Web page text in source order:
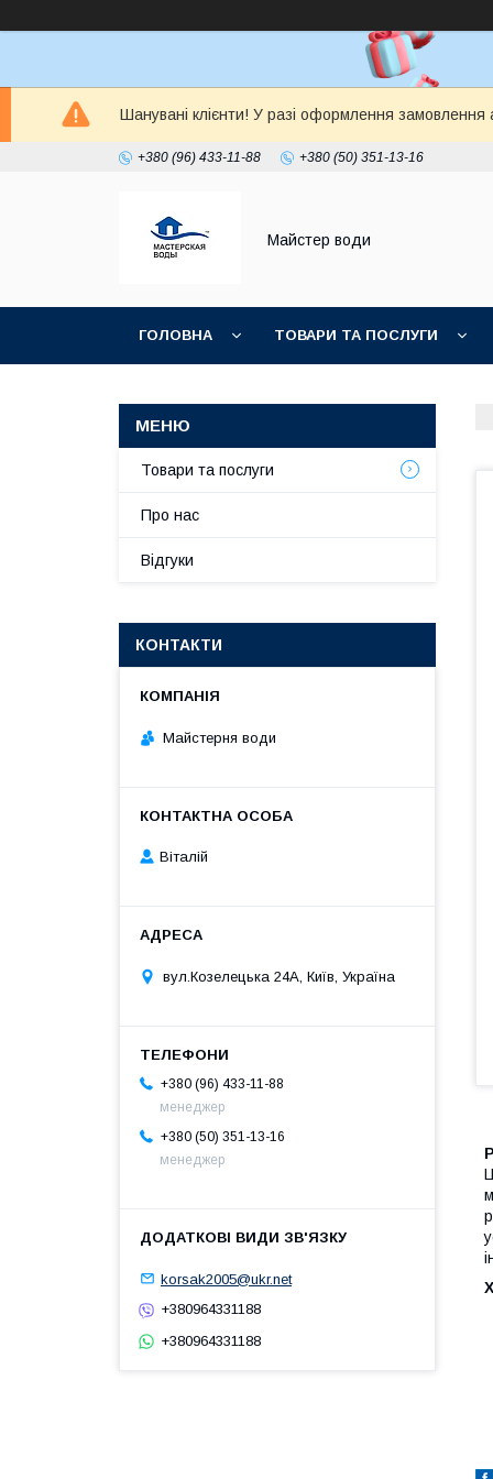
Шанувані клієнти! У разі оформлення замовлення
+380 (96) 433-11-88 +380 (50) 351-13-16
Майстер води
ГОЛОВНА ТОВАРИ ТА ПОСЛУГИ
Товари та послуги
Про нас
Відгуки
КОНТАКТИ
Майстерня води
Віталій
вул.Козелецька 24А, Київ, Україна
+380 (96) 433-11-88
менеджер
+380 (50) 351-13-16
менеджер
korsak2005@ukr.net
+380964331188
+380964331188